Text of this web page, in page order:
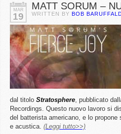
MAR
19
MATT SORUM –
WRITTEN BY BOB
dal titolo Stratosphere, pubblicato
Recordings. Questo nuovo lavoro si
del batterista americano, e lo
e acustica. (Leggi tutto>>)